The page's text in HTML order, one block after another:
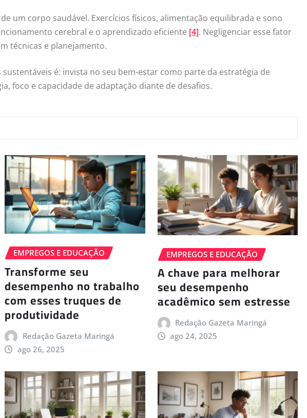
um corpo saudável. Exercícios físicos, alimentação equilibrada e sono
cerebral e o aprendizado eficiente [4]. Negligenciar esse fator
técnicas e planejamento.
é: invista no seu bem-estar como parte da estratégia de
foco e capacidade de adaptação diante de desafios.
EMPREGOS E EDUCAÇÃO
Transforme seu
desempenho no trabalho
com esses truques de
produtividade
Redação Gazeta Maringá
ago 26, 2025
EMPREGOS E EDUCAÇÃO
A chave para melhorar
seu desempenho
acadêmico sem estresse
Redação Gazeta Maringá
ago 24, 2025